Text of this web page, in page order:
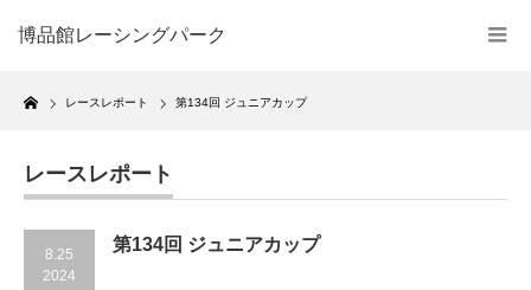
博品館レーシングパーク
Home
レースレポート 第134回 ジュニアカップ
レースレポート
8.25
2024
第134回 ジュニアカップ